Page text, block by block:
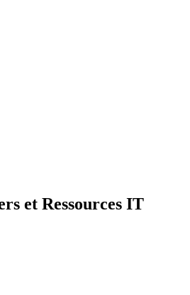
et Ressources IT